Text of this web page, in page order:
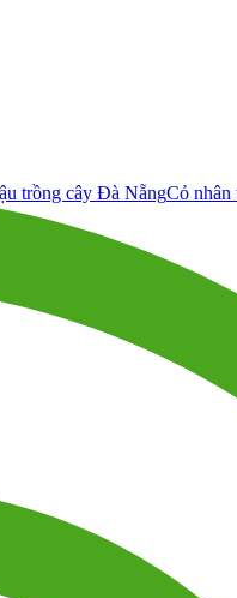
trồng cây Đà NẵngCỏ